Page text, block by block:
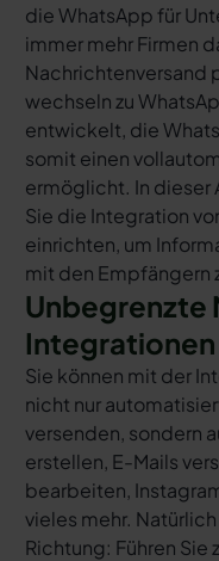
die WhatsApp für
immer mehr Firmen
Nachrichtenversand
wechseln zu
entwickelt, die
somit einen
ermöglicht. In dieser
Sie die Integration
einrichten, um
mit den Empfängern
Unbegrenzte
Integrationen
Sie können mit der
nicht nur
versenden, sondern
erstellen, E-Mails
bearbeiten,
vieles mehr.
Richtung: Führen